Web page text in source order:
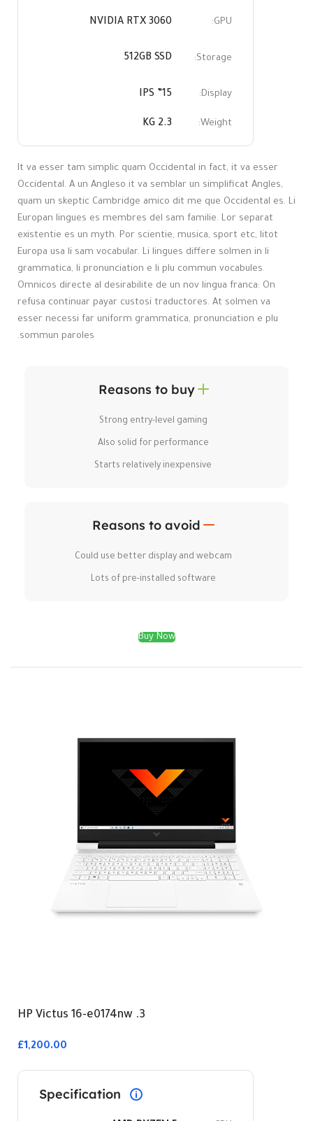
GPU:
NVIDIA RTX 3060
Storage:
512GB SSD
Display:
15” IPS
Weight:
2.3 KG
It va esser tam simplic quam Occidental in fact, it va esser
Occidental. A un Angleso it va semblar un simplificat Angles,
quam un skeptic Cambridge amico dit me que Occidental es. Li
Europan lingues es membres del sam familie. Lor separat
existentie es un myth. Por scientie, musica, sport etc, litot
Europa usa li sam vocabular. Li lingues differe solmen in li
grammatica, li pronunciation e li plu commun vocabules.
Omnicos directe al desirabilite de un nov lingua franca: On
refusa continuar payar custosi traductores. At solmen va
esser necessi far uniform grammatica, pronunciation e plu
sommun paroles.
Reasons to buy
Strong entry-level gaming
Also solid for performance
Starts relatively inexpensive
Reasons to avoid
Could use better display and webcam
Lots of pre-installed software
Buy Now
3. HP Victus 16-e0174nw
£1,200.00
Specification